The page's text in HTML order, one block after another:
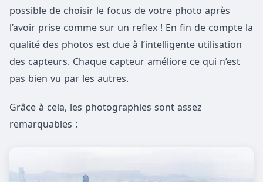
possible de choisir le focus de votre photo après
l’avoir prise comme sur un reflex ! En fin de compte la
qualité des photos est due à l’intelligente utilisation
des capteurs. Chaque capteur améliore ce qui n’est
pas bien vu par les autres.
Grâce à cela, les photographies sont assez
remarquables :